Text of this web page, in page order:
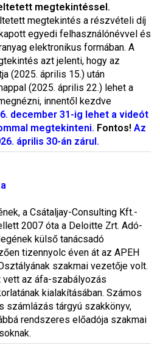
megtekintéssel.
megtekintés a részvételi díj
egyedi felhasználónévvel és
elektronikus formában. A
azt jelenti, hogy az
(2025. április 15.) után
(2025. április 22.) lehet a
innentől kezdve
december 31-ig lehet a videót
megtekinteni. Fontos! Az
április 30-án zárul.
a Csátaljay-Consulting Kft.-
2007 óta a Deloitte Zrt. Adó-
külső tanácsadó
tizennyolc éven át az APEH
szakmai vezetője volt.
az áfa-szabályozás
kialakításában. Számos
számlázás tárgyú szakkönyv,
rendszeres előadója szakmai